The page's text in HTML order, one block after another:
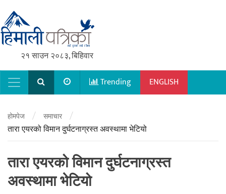
२१ साउन २०८३, बिहिवार
Main NavigationTrending ENGLISH
होमपेज / समाचार /
तारा एयरको विमान दुर्घटनाग्रस्त अवस्थामा भेटियो
तारा एयरको विमान दुर्घटनाग्रस्त
अवस्थामा भेटियो